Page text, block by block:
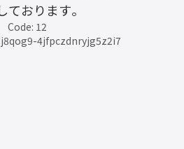
ております。
Code: 12
4jfpczdnryjg5z2i7